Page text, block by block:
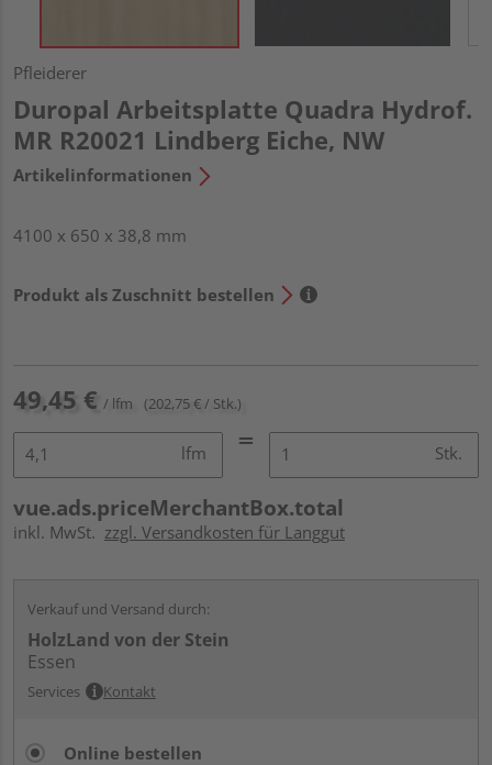
Pfleiderer
Duropal Arbeitsplatte Quadra Hydrof.
MR R20021 Lindberg Eiche, NW
Artikelinformationen
4100 x 650 x 38,8 mm
Produkt als Zuschnitt bestellen
49,45 € / lfm (202,75 € / Stk.)
lfm Stk.
vue.ads.priceMerchantBox.total
inkl. MwSt. zzgl. Versandkosten für Langgut
Verkauf und Versand durch:
HolzLand von der Stein
Essen
Services Kontakt
Online bestellen